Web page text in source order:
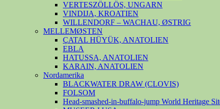
VERTESZÖLLÖS, UNGARN
VINDIJA, KROATIEN
WILLENDORF – WACHAU, ØSTRIG
MELLEMØSTEN
ÇATAL HÜYÜK, ANATOLIEN
EBLA
HATUSSA, ANATOLIEN
KARAIN, ANATOLIEN
Nordamerika
BLACKWATER DRAW (CLOVIS)
FOLSOM
Head-smashed-in-buffalo-jump World Heritage